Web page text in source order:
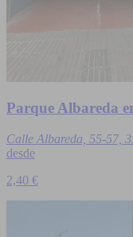
Parque Albareda
Calle Albareda, 55-57,
desde
2,40 €